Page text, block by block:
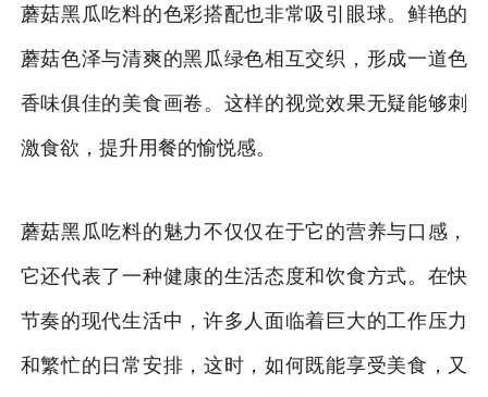
蘑菇黑瓜吃料的色彩搭配也非常吸引眼球。鲜艳的
蘑菇色泽与清爽的黑瓜绿色相互交织，形成一道色
香味俱佳的美食画卷。这样的视觉效果无疑能够刺
激食欲，提升用餐的愉悦感。
蘑菇黑瓜吃料的魅力不仅仅在于它的营养与口感，
它还代表了一种健康的生活态度和饮食方式。在快
节奏的现代生活中，许多人面临着巨大的工作压力
和繁忙的日常安排，这时，如何既能享受美食，又